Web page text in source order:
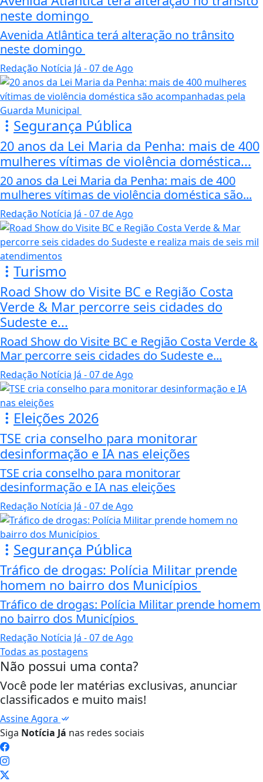
neste domingo
Avenida Atlântica terá alteração no trânsito
neste domingo
Redação Notícia Já - 07 de Ago
Segurança Pública
20 anos da Lei Maria da Penha: mais de 400
mulheres vítimas de violência doméstica...
20 anos da Lei Maria da Penha: mais de 400
mulheres vítimas de violência doméstica são...
Redação Notícia Já - 07 de Ago
Turismo
Road Show do Visite BC e Região Costa
Verde & Mar percorre seis cidades do
Sudeste e...
Road Show do Visite BC e Região Costa Verde &
Mar percorre seis cidades do Sudeste e...
Redação Notícia Já - 07 de Ago
Eleições 2026
TSE cria conselho para monitorar
desinformação e IA nas eleições
TSE cria conselho para monitorar
desinformação e IA nas eleições
Redação Notícia Já - 07 de Ago
Segurança Pública
Tráfico de drogas: Polícia Militar prende
homem no bairro dos Municípios
Tráfico de drogas: Polícia Militar prende homem
no bairro dos Municípios
Redação Notícia Já - 07 de Ago
Todas as postagens
Não possui uma conta?
Você pode ler matérias exclusivas, anunciar
classificados e muito mais!
Assine Agora
Siga Notícia Já nas redes sociais